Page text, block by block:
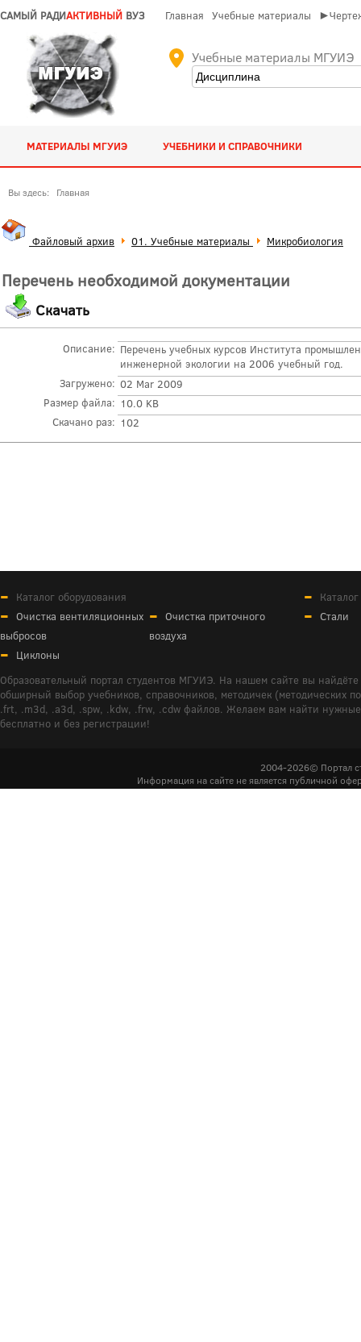
САМЫЙ РАДИАКТИВНЫЙ ВУЗ Главная Учебные материалы
Учебные материалы МГУИЭ
МАТЕРИАЛЫ МГУИЭ УЧЕБНИКИ И СПРАВОЧНИКИ
Вы здесь: Главная
Файловый архив 01. Учебные материалы Микробиология
Перечень необходимой документации
Скачать
Описание: Перечень учебных курсов Института
инженерной экологии на 2006 учебный год.
Загружено: 02 Mar 2009
Размер файла: 10.0 KB
Скачано раз: 102
Каталог оборудования
Очистка вентиляционных
выбросов
Очистка приточного
воздуха
Циклоны
Стали
Образовательный портал студентов МГУИЭ. На нашем сайте вы
обширный выбор учебников, справочников, методичек (методических
.frt, .m3d, .a3d, .spw, .kdw, .frw, .cdw файлов. Желаем вам найти
бесплатно и без регистрации!
2004-2026© Портал
Информация на сайте не является публичной